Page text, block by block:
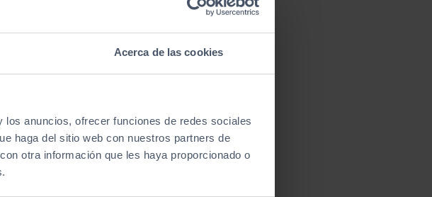
Acerca de las cookies
anuncios, ofrecer funciones de redes sociales
haga del sitio web con nuestros partners de
otra información que les haya proporcionado o